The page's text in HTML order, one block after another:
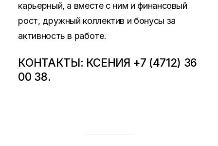
карьерный, а вместе с ним и финансовый
рост, дружный коллектив и бонусы за
активность в работе.
КОНТАКТЫ: КСЕНИЯ +7 (4712) 36
00 38.